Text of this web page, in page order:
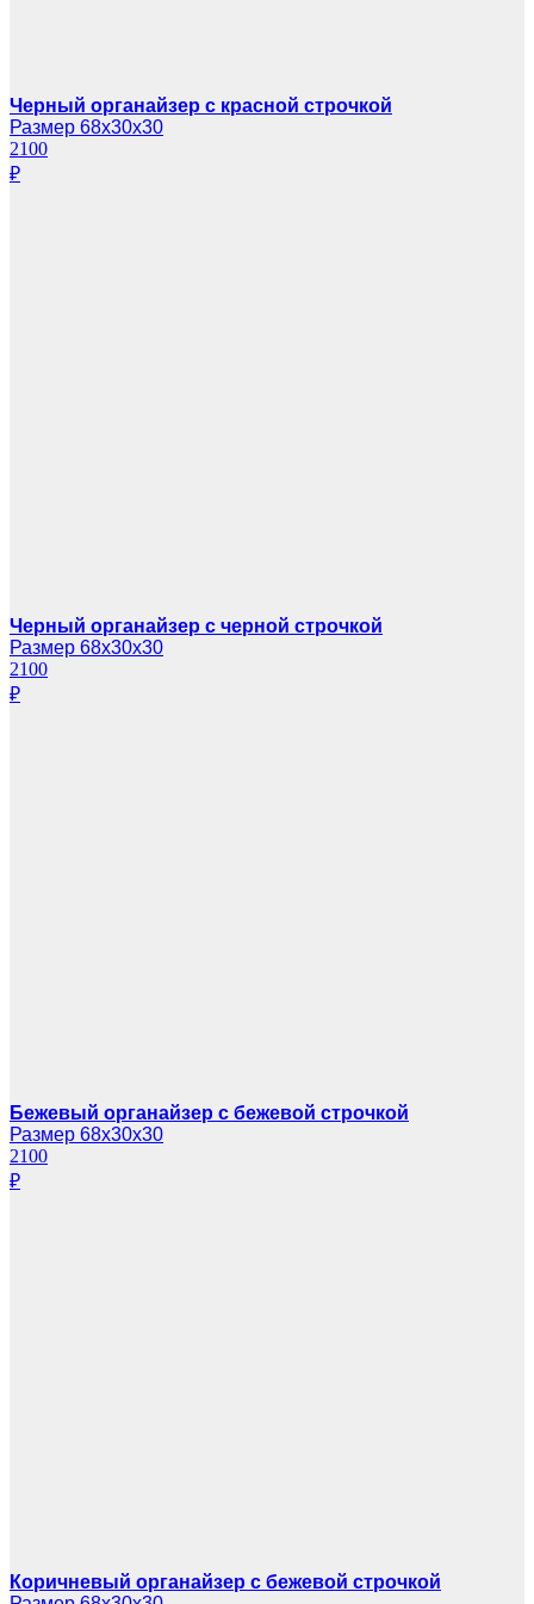
Черный органайзер с красной строчкой
Размер 68х30х30
2100
₽
Черный органайзер с черной строчкой
Размер 68х30х30
2100
₽
Бежевый органайзер с бежевой строчкой
Размер 68х30х30
2100
₽
Коричневый органайзер с бежевой строчкой